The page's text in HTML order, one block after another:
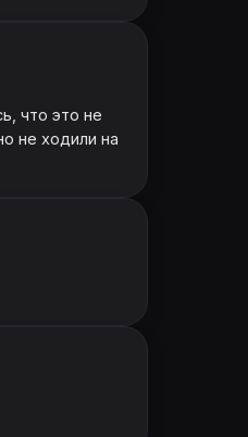
что это не
не ходили на